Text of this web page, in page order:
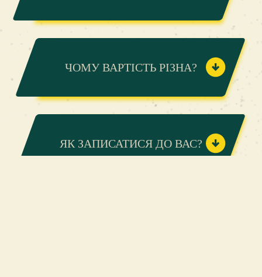
ЧОМУ ВАРТІСТЬ РІЗНА?
ЯК ЗАПИСАТИСЯ ДО ВАС?